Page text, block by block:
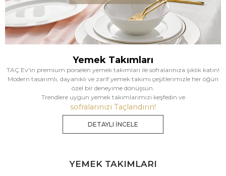
Yemek Takımları
TAÇ Ev'in premium porselen yemek takımları ile sofralarınıza şıklık katın!
Modern tasarımlı, dayanıklı ve zarif yemek takımı çeşitlerimizle her öğün
özel bir deneyime dönüşsün.
Trendlere uygun yemek takımlarımızı keşfedin ve
sofralarınızı Taçlandırın!
DETAYLI İNCELE
YEMEK TAKIMLARI